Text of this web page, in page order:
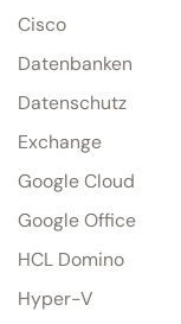
Cisco
Datenbanken
Datenschutz
Exchange
Google Cloud
Google Office
HCL Domino
Hyper-V